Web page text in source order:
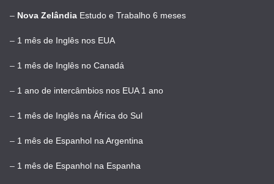
– Nova Zelândia Estudo e Trabalho 6 meses
– 1 mês de Inglês nos EUA
– 1 mês de Inglês no Canadá
– 1 ano de intercâmbios nos EUA 1 ano
– 1 mês de Inglês na África do Sul
– 1 mês de Espanhol na Argentina
– 1 mês de Espanhol na Espanha